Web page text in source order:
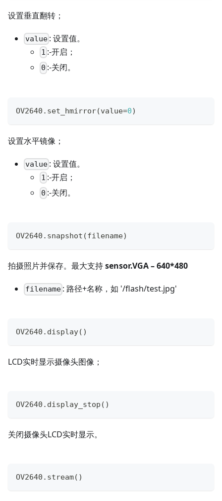
设置垂直翻转；
value : 设置值。
1 :-开启；
0 :-关闭。
OV2640 . set_hmirror(value=0)
设置水平镜像；
value : 设置值。
1 :-开启；
0 :-关闭。
OV2640 . snapshot (filename)
拍摄照片并保存。最大支持sensor.VGA – 640*480
filename : 路径+名称，如 '/flash/test.jpg'
OV2640 . display( )
LCD实时显示摄像头图像；
OV2640 . display_stop ( )
关闭摄像头LCD实时显示。
OV2640 . stream( )